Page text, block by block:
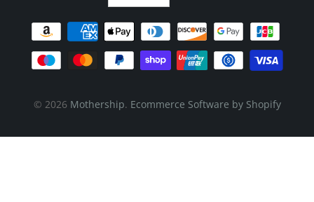
© 2026 Mothership. Ecommerce Software by Shopify